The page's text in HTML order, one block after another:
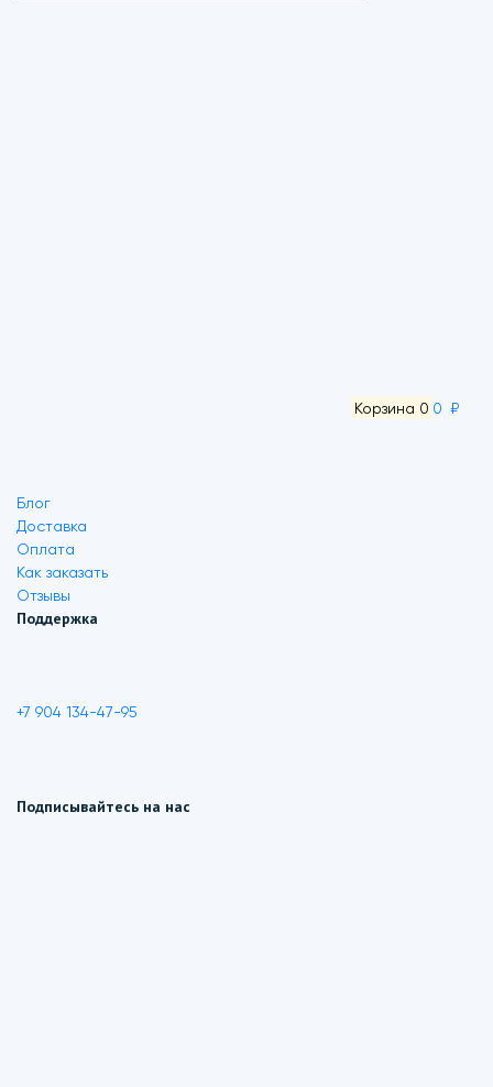
Корзина 0 0 ₽
Блог
Доставка
Оплата
Как заказать
Отзывы
Поддержка
+7 904 134-47-95
Подписывайтесь на нас